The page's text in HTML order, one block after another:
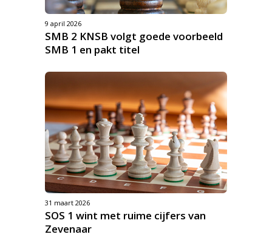
9 april 2026
SMB 2 KNSB volgt goede voorbeeld
SMB 1 en pakt titel
31 maart 2026
SOS 1 wint met ruime cijfers van
Zevenaar